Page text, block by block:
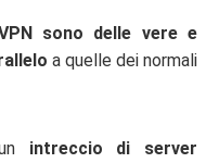
sono delle vere e
a quelle dei normali
intreccio di server